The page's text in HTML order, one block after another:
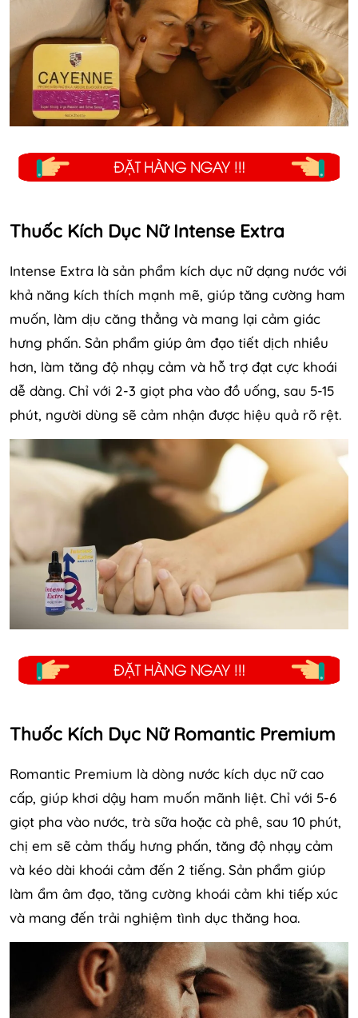
Thuốc Kích Dục Nữ Intense Extra
Intense Extra là sản phẩm kích dục nữ dạng nước với
khả năng kích thích mạnh mẽ, giúp tăng cường ham
muốn, làm dịu căng thẳng và mang lại cảm giác
hưng phấn. Sản phẩm giúp âm đạo tiết dịch nhiều
hơn, làm tăng độ nhạy cảm và hỗ trợ đạt cực khoái
dễ dàng. Chỉ với 2-3 giọt pha vào đồ uống, sau 5-15
phút, người dùng sẽ cảm nhận được hiệu quả rõ rệt.
Thuốc Kích Dục Nữ Romantic Premium
Romantic Premium là dòng nước kích dục nữ cao
cấp, giúp khơi dậy ham muốn mãnh liệt. Chỉ với 5-6
giọt pha vào nước, trà sữa hoặc cà phê, sau 10 phút,
chị em sẽ cảm thấy hưng phấn, tăng độ nhạy cảm
và kéo dài khoái cảm đến 2 tiếng. Sản phẩm giúp
làm ẩm âm đạo, tăng cường khoái cảm khi tiếp xúc
và mang đến trải nghiệm tình dục thăng hoa.